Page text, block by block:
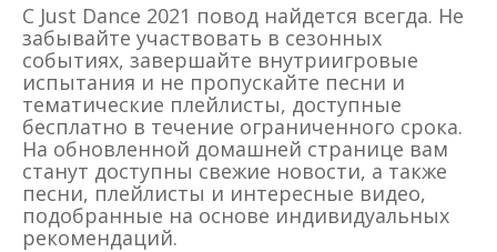
С Just Dance 2021 повод найдется всегда. Не
забывайте участвовать в сезонных
событиях, завершайте внутриигровые
испытания и не пропускайте песни и
тематические плейлисты, доступные
бесплатно в течение ограниченного срока.
На обновленной домашней странице вам
станут доступны свежие новости, а также
песни, плейлисты и интересные видео,
подобранные на основе индивидуальных
рекомендаций.